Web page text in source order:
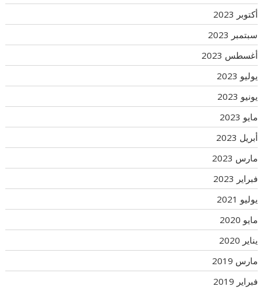
أكتوبر 2023
سبتمبر 2023
أغسطس 2023
يوليو 2023
يونيو 2023
مايو 2023
أبريل 2023
مارس 2023
فبراير 2023
يوليو 2021
مايو 2020
يناير 2020
مارس 2019
فبراير 2019